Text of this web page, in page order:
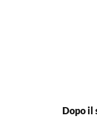
Dopo il